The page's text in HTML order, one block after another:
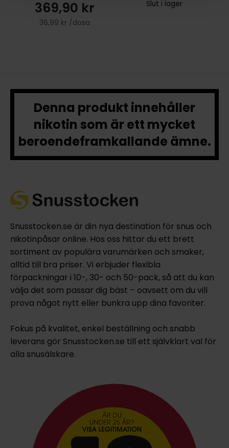
369,90 kr
36,99 kr /dosa
Slut i lager
Denna produkt innehåller
nikotin som är ett mycket
beroendeframkallande ämne.
Snusstocken.se är din nya destination för snus och
nikotinpåsar online. Hos oss hittar du ett brett
sortiment av populära varumärken och smaker,
alltid till bra priser. Vi erbjuder flexibla
förpackningar i 10-, 30- och 50-pack, så att du kan
välja det som passar dig bäst – oavsett om du vill
prova något nytt eller bunkra upp dina favoriter.
Fokus på kvalitet, enkel beställning och snabb
leverans gör Snusstocken.se till ett självklart val för
alla snusälskare.